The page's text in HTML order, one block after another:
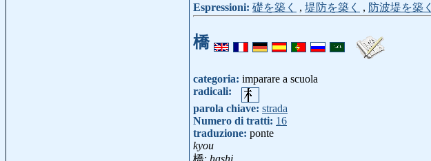
Espressioni: 礎を築く , 堤防を築く , 防波堤を築く
橋
categoria: imparare a scuola
radicali:
parola chiave: strada
Numero di tratti: 16
traduzione: ponte
kyou
橋: hashi